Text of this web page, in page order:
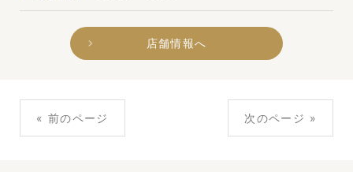
店舗情報へ
« 前のページ 次のページ »